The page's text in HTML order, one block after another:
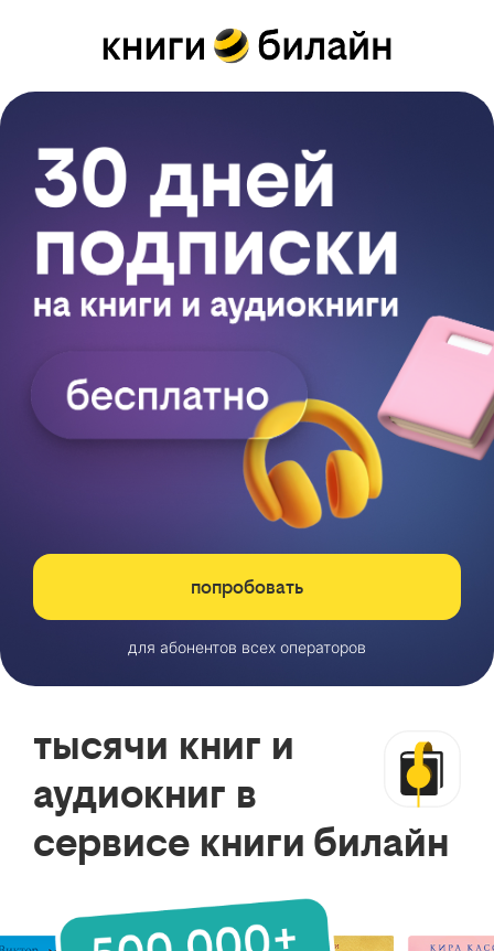
попробовать
для абонентов всех операторов
тысячи книг и
аудиокниг в
сервисе книги билайн